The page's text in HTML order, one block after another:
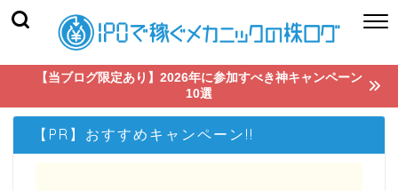
【当ブログ限定あり】2026年に参加すべき神キャンペーン
10選
【PR】おすすめキャンペーン!!